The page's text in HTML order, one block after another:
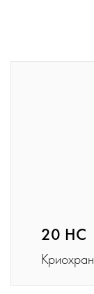
20 HC